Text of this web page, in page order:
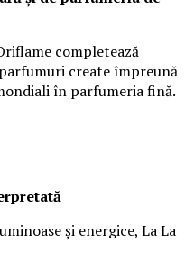
completează
create împreună
în parfumeria fină.
și energice, La La